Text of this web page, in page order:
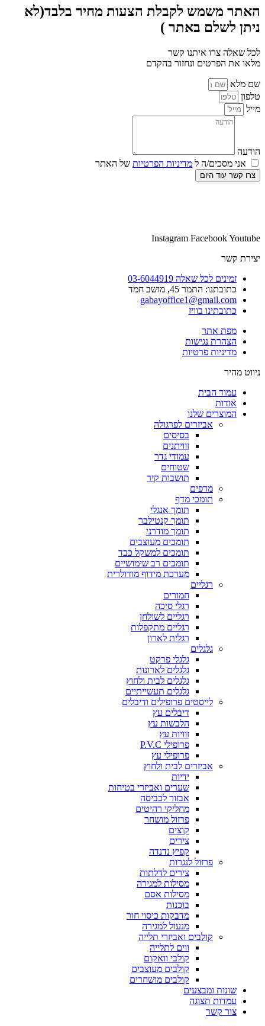
האתר משמש לקבלת הצעות מחיר בלבד(לא
ניתן לשלם באתר )
לכל שאלה צרו איתנו קשר
מלאו את הפרטים ונחזור בהקדם
שם מלא
טלפון
מייל
הודעה
אני מסכים/ה ל מדיניות הפרטיות של האתר
צרו קשר עוד היום
Instagram FacebookYoutube
יצירת קשר
זמינים לכל שאלה 03-6044919
כתובתנו: התמר 45, מושב חמד​
gabayoffice1@gmail.com
כתובתינו בוויז
מפת אתר
הצהרת נגישות
מדיניות פרטיות
ניווט מהיר
עמוד הבית
אודות
המוצרים שלנו
אביזרים לפרגולה
בסיסים
זוויתנים
עמודי גדר
שטוחים
תושבות קיר
מדפים
תומכי מדף
תומך אנגלי
תומך קנטילבר
תומך מודרני
תומכים מעוצבים
תומכים למשקל כבד
תומכים רב שימושיים
מערכת מידוף מודולרית
רגליים
חמורים
רגלי סיכה
רגליים לשולחן
רגליים מתקפלות
רגלית לארון
גלגלים
גלגלי פרקט
גלגלים לארונות
גלגלים לבית ולחוץ
גלגלים תעשייתיים
לייסטים פרופילים ודיבלים
דיבלים עץ
הלבשות עץ
זוויות עץ
פרופילי P.V.C
פרופילי עץ
אביזרים לבית ולחוץ
ידיות
שערים ואביזרי בטיחות
אבזור לכביסה
מחליקי רהיטים
פרזול מושחר
קוצים
צירים
קפיץ נדנדה
פרזול לנגרות
צירים לדלתות
מסילות למגירה
מסילות אסם
בוכנות
מדבקות כיסוי חור
מנעול למגירה
קולבים ואביזרי תלייה
ווים לתלייה
קולבי וואקום
קולבים מעוצבים
קולבים מושחרים
שונות ומבצעים
עמדות תצוגה
צור קשר